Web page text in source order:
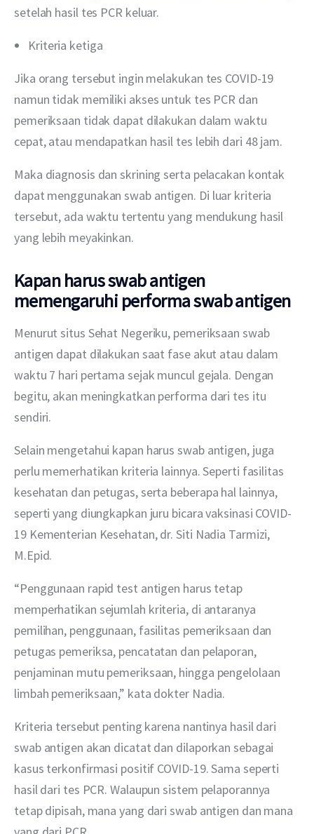
setelah hasil tes PCR keluar.
Kriteria ketiga
Jika orang tersebut ingin melakukan tes COVID-19
namun tidak memiliki akses untuk tes PCR dan
pemeriksaan tidak dapat dilakukan dalam waktu
cepat, atau mendapatkan hasil tes lebih dari 48 jam.
Maka diagnosis dan skrining serta pelacakan kontak
dapat menggunakan swab antigen. Di luar kriteria
tersebut, ada waktu tertentu yang mendukung hasil
yang lebih meyakinkan.
Kapan harus swab antigen
memengaruhi performa swab antigen
Menurut situs Sehat Negeriku, pemeriksaan swab
antigen dapat dilakukan saat fase akut atau dalam
waktu 7 hari pertama sejak muncul gejala. Dengan
begitu, akan meningkatkan performa dari tes itu
sendiri.
Selain mengetahui kapan harus swab antigen, juga
perlu memerhatikan kriteria lainnya. Seperti fasilitas
kesehatan dan petugas, serta beberapa hal lainnya,
seperti yang diungkapkan juru bicara vaksinasi COVID-
19 Kementerian Kesehatan, dr. Siti Nadia Tarmizi,
M.Epid.
“Penggunaan rapid test antigen harus tetap
memperhatikan sejumlah kriteria, di antaranya
pemilihan, penggunaan, fasilitas pemeriksaan dan
petugas pemeriksa, pencatatan dan pelaporan,
penjaminan mutu pemeriksaan, hingga pengelolaan
limbah pemeriksaan,” kata dokter Nadia.
Kriteria tersebut penting karena nantinya hasil dari
swab antigen akan dicatat dan dilaporkan sebagai
kasus terkonfirmasi positif COVID-19. Sama seperti
hasil dari tes PCR. Walaupun sistem pelaporannya
tetap dipisah, mana yang dari swab antigen dan mana